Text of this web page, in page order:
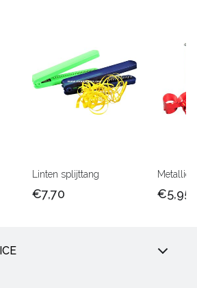
Linten splijttang
€7,70
Metallic
€5,95